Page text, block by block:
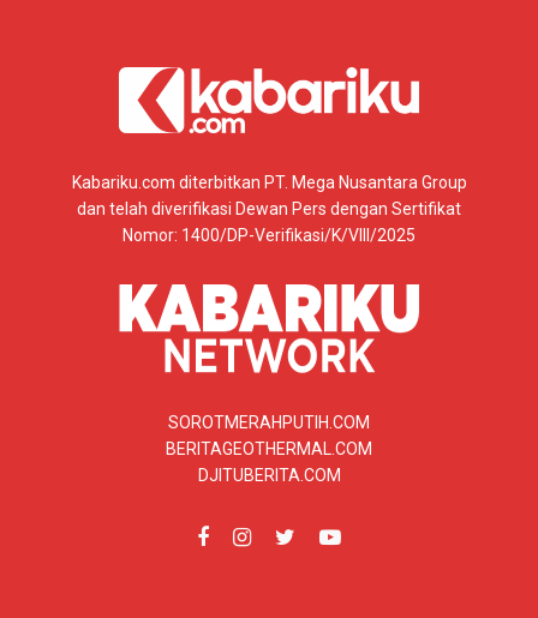
Kabariku.com diterbitkan PT. Mega Nusantara Group
dan telah diverifikasi Dewan Pers dengan Sertifikat
Nomor: 1400/DP-Verifikasi/K/VIII/2025
SOROTMERAHPUTIH.COM
BERITAGEOTHERMAL.COM
DJITUBERITA.COM